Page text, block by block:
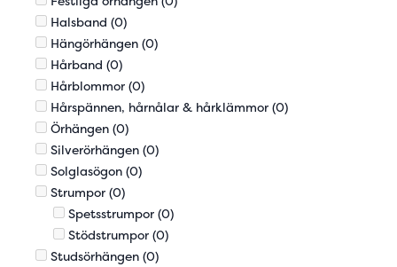
Halsband (0)
Hängörhängen (0)
Hårband (0)
Hårblommor (0)
Hårspännen, hårnålar & hårklämmor (0)
Örhängen (0)
Silverörhängen (0)
Solglasögon (0)
Strumpor (0)
Spetsstrumpor (0)
Stödstrumpor (0)
Studsörhängen (0)